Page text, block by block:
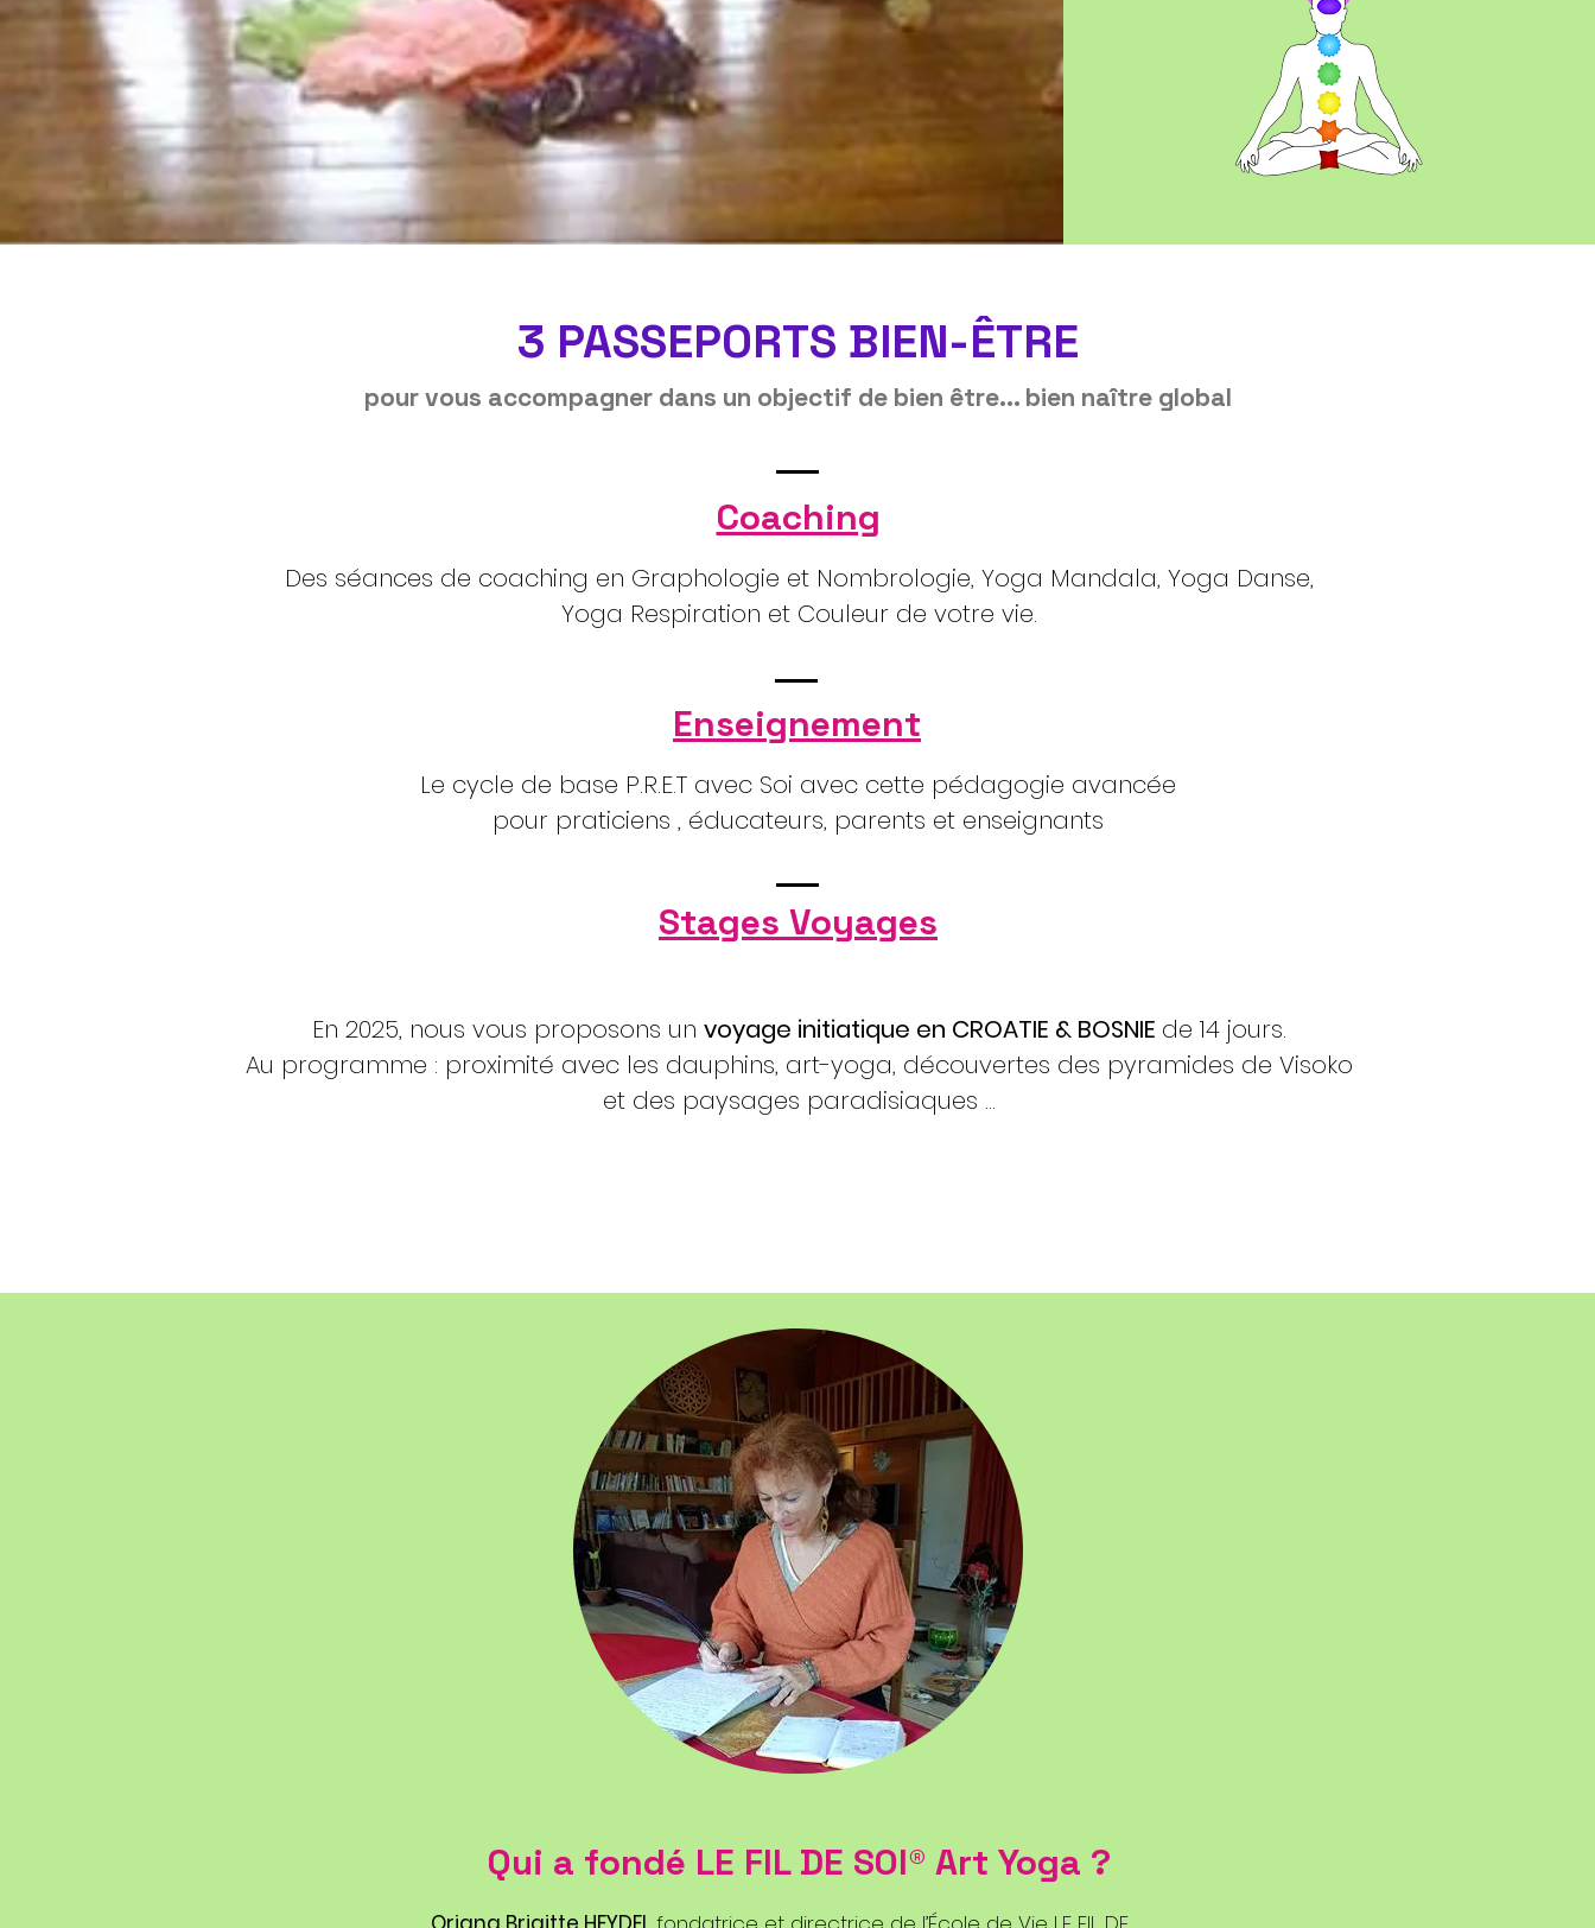
3 PASSEPORTS BIEN-ÊTRE
pour vous accompagner dans un objectif de bien être... bien naître global
Coaching
Des séances de coaching en Graphologie et Nombrologie, Yoga Mandala, Yoga Danse,
Yoga Respiration et Couleur de votre vie.
Enseignement
Le cycle de base P.R.E.T avec Soi avec cette pédagogie avancée
pour praticiens , éducateurs, parents et enseignants
Stages Voyages
En 2025, nous vous proposons un voyage initiatique en CROATIE & BOSNIE de 14 jours.
Au programme : proximité avec les dauphins, art-yoga, découvertes des pyramides de Visoko
et des paysages paradisiaques ...
Qui a fondé LE FIL DE SOI® Art Yoga ?